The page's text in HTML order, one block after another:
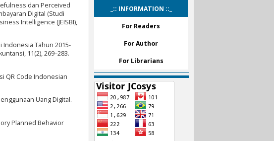
_:: INFORMATION ::_
For Readers
For Author
For Librarians
dan Perceived
Digital (Studi
Intelligence (JEISBI),
Indonesia Tahun 2015-
11(2), 269–283.
QR Code Indonesian
Uang Digital.
Planned Behavior